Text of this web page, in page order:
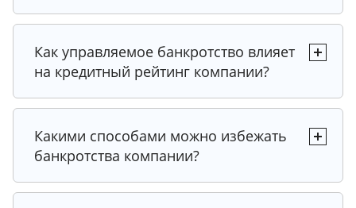
Как управляемое банкротство влияет
на кредитный рейтинг компании?
Какими способами можно избежать
банкротства компании?